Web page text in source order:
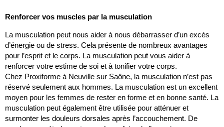
Renforcer vos muscles par la musculation
La musculation peut nous aider à nous débarrasser d’un excès
d’énergie ou de stress. Cela présente de nombreux avantages
pour l’esprit et le corps. La musculation peut vous aider à
renforcer votre estime de soi et à tonifier votre corps.
Chez Proxiforme à Neuville sur Saône, la musculation n’est pas
réservé seulement aux hommes. La musculation est un excellent
moyen pour les femmes de rester en forme et en bonne santé. La
musculation peut également être utilisée pour atténuer et
surmonter les douleurs dorsales après l’accouchement. De